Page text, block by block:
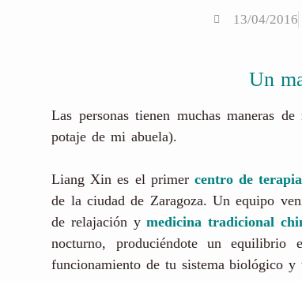
13/04/2016
Un
Las personas tienen muchas maneras
potaje de mi abuela).
Liang Xin es el primer centro de
de la ciudad de Zaragoza. Un equipo
de relajación ymedicina tradicional
nocturno, produciéndote un
funcionamiento de tu sistema biológico y